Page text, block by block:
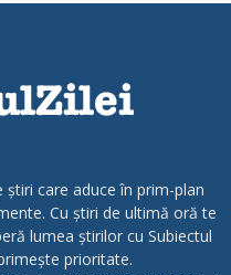
care aduce în prim-plan
Cu știri de ultimă oră te
lumea știrilor cu Subiectul
prioritate.